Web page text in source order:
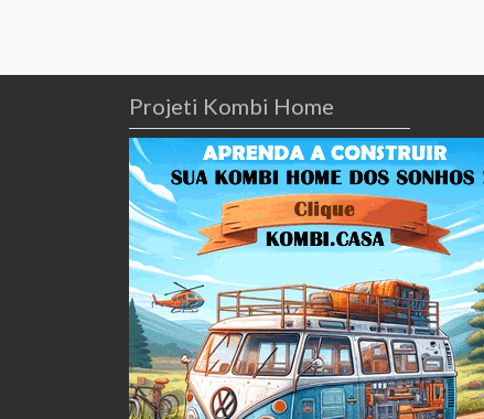
Projeti Kombi Home